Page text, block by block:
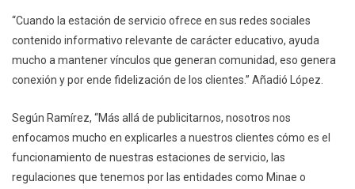
“Cuando la estación de servicio ofrece en sus redes sociales
contenido informativo relevante de carácter educativo, ayuda
mucho a mantener vínculos que generan comunidad, eso genera
conexión y por ende fidelización de los clientes.” Añadió López.
Según Ramírez, “Más allá de publicitarnos, nosotros nos
enfocamos mucho en explicarles a nuestros clientes cómo es el
funcionamiento de nuestras estaciones de servicio, las
regulaciones que tenemos por las entidades como Minae o